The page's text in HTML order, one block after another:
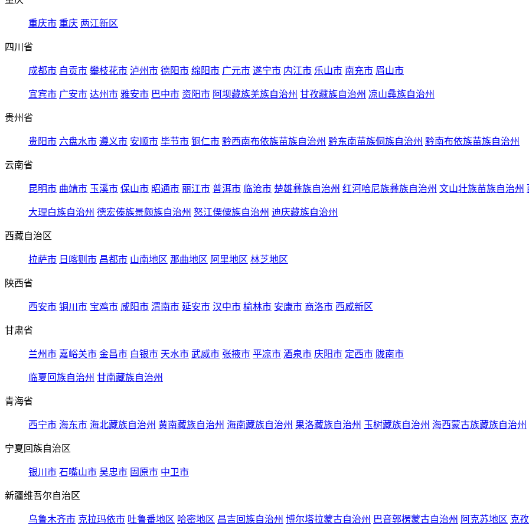
重庆市 重庆 两江新区
四川省
成都市 自贡市 攀枝花市 泸州市 德阳市 绵阳市 广元市 遂宁市 内江市 乐山市 南充市 眉山市
宜宾市 广安市 达州市 雅安市 巴中市 资阳市 阿坝藏族羌族自治州 甘孜藏族自治州 凉山彝族自治州
贵州省
贵阳市 六盘水市 遵义市 安顺市 毕节市 铜仁市 黔西南布依族苗族自治州 黔东南苗族侗族自治州 黔南布依族苗族自治州
云南省
昆明市 曲靖市 玉溪市 保山市 昭通市 丽江市 普洱市 临沧市 楚雄彝族自治州 红河哈尼族彝族自治州 文山壮族苗族自治州
大理白族自治州 德宏傣族景颇族自治州 怒江傈僳族自治州 迪庆藏族自治州
西藏自治区
拉萨市 日喀则市 昌都市 山南地区 那曲地区 阿里地区 林芝地区
陕西省
西安市 铜川市 宝鸡市 咸阳市 渭南市 延安市 汉中市 榆林市 安康市 商洛市 西咸新区
甘肃省
兰州市 嘉峪关市 金昌市 白银市 天水市 武威市 张掖市 平凉市 酒泉市 庆阳市 定西市 陇南市
临夏回族自治州 甘南藏族自治州
青海省
西宁市 海东市 海北藏族自治州 黄南藏族自治州 海南藏族自治州 果洛藏族自治州 玉树藏族自治州 海西蒙古族藏族自治州
宁夏回族自治区
银川市 石嘴山市 吴忠市 固原市 中卫市
新疆维吾尔自治区
乌鲁木齐市 克拉玛依市 吐鲁番地区 哈密地区 昌吉回族自治州 博尔塔拉蒙古自治州 巴音郭楞蒙古自治州 阿克苏地区 克